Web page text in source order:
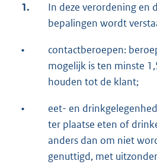
1.
In deze verordening en
bepalingen wordt
•
contactberoepen:
mogelijk is ten minste
houden tot de klant;
•
eet- en
ter plaatse eten of
anders dan om niet
genuttigd, met